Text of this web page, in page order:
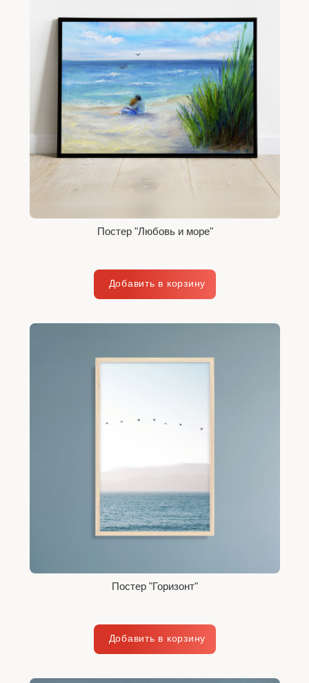
Постер "Любовь и море"
Постер "Горизонт"